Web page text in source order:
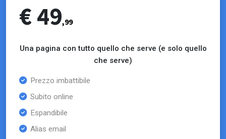
€ 49,99
Una pagina con tutto quello che serve (e solo quello
che serve)
Prezzo imbattibile
Subito online
Espandibile
Alias email